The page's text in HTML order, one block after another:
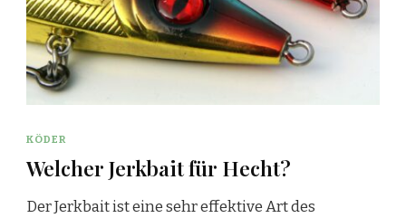
KÖDER
Welcher Jerkbait für Hecht?
Der Jerkbait ist eine sehr effektive Art des